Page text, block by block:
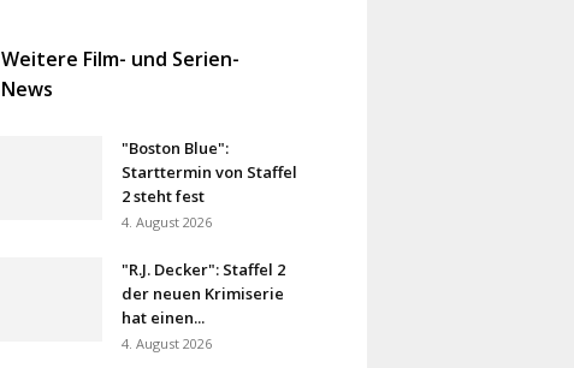
Weitere Film- und Serien-
News
"Boston Blue":
Starttermin von Staffel
2 steht fest
4. August 2026
"R.J. Decker": Staffel 2
der neuen Krimiserie
hat einen...
4. August 2026